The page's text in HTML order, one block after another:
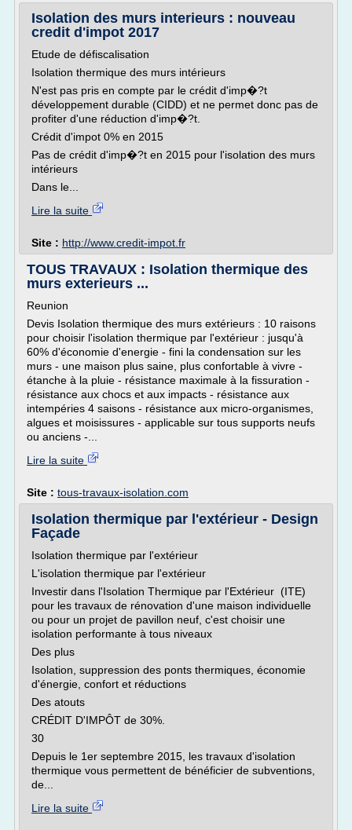
Isolation des murs interieurs : nouveau
credit d'impot 2017
Etude de défiscalisation
Isolation thermique des murs intérieurs
N'est pas pris en compte par le crédit d'imp�?t
développement durable (CIDD) et ne permet donc pas de
profiter d'une réduction d'imp�?t.
Crédit d'impot 0% en 2015
Pas de crédit d'imp�?t en 2015 pour l'isolation des murs
intérieurs
Dans le...
Lire la suite
Site : http://www.credit-impot.fr
TOUS TRAVAUX : Isolation thermique des
murs exterieurs ...
Reunion
Devis Isolation thermique des murs extérieurs : 10 raisons
pour choisir l'isolation thermique par l'extérieur : jusqu'à
60% d'économie d'energie - fini la condensation sur les
murs - une maison plus saine, plus confortable à vivre -
étanche à la pluie - résistance maximale à la fissuration -
résistance aux chocs et aux impacts - résistance aux
intempéries 4 saisons - résistance aux micro-organismes,
algues et moisissures - applicable sur tous supports neufs
ou anciens -...
Lire la suite
Site : tous-travaux-isolation.com
Isolation thermique par l'extérieur - Design
Façade
Isolation thermique par l'extérieur
L'isolation thermique par l'extérieur
Investir dans l'Isolation Thermique par l'Extérieur (ITE)
pour les travaux de rénovation d'une maison individuelle
ou pour un projet de pavillon neuf, c'est choisir une
isolation performante à tous niveaux
Des plus
Isolation, suppression des ponts thermiques, économie
d'énergie, confort et réductions
Des atouts
CRÉDIT D'IMPÔT de 30%.
30
Depuis le 1er septembre 2015, les travaux d'isolation
thermique vous permettent de bénéficier de subventions,
de...
Lire la suite